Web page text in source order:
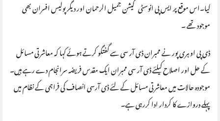
کیا۔اس موقع پر ایس پی انوسٹی گیشن جمیل الرحمان اور دیگر پولیس افسران بھی
موجود تھے ۔
ڈی پی او ہری پور نے ممبران ڈی آر سی سے گفتگو کرتے ہوئے کہا کہ معاشرتی مسائل
کے حل اور اصلاح کیلئے ڈی آر سی ممبران ایک مقدس فریضہ سرانجام دے رہے ہیں۔
موجودہ حالات میں معاشرتی مسائل کے لئے ڈی آرسی انصاف کی فراہمی کے نظام میں
پہلے دروازے کا کردار ادا کررہی ہے۔